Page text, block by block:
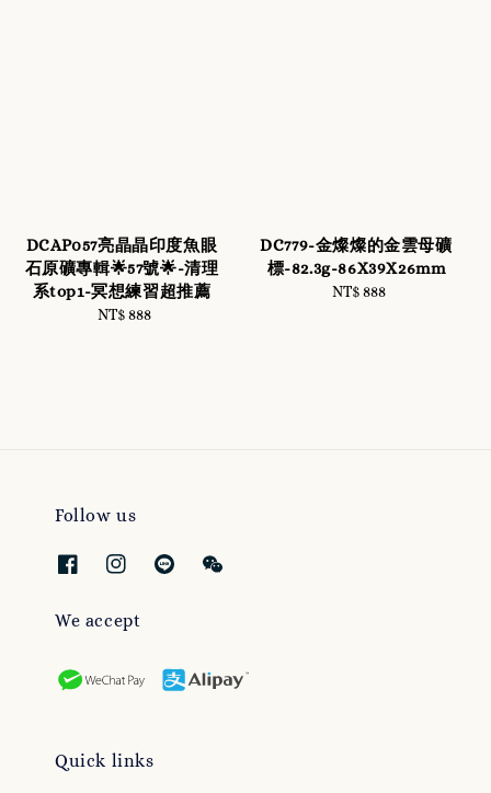
DCAP057亮晶晶印度魚眼
石原礦專輯🌟57號🌟-清理
系top1-冥想練習超推薦
Regular
NT$ 888
DC779-金燦燦的金雲母礦
標-82.3g-86X39X26mm
Regular
NT$ 888
Follow us
We accept
Quick links